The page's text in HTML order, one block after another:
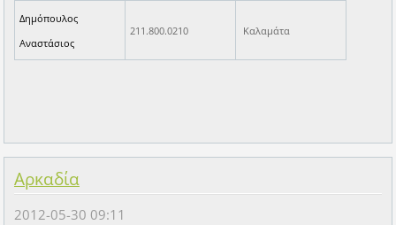
Δημόπουλος
Αναστάσιος
211.800.0210 Καλαμάτα
Αρκαδία
2012-05-30 09:11